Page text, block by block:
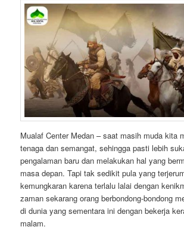
Mualaf Center Medan – saat masih muda kita
tenaga dan semangat, sehingga pasti lebih
pengalaman baru dan melakukan hal yang
masa depan. Tapi tak sedikit pula yang
kemungkaran karena terlalu lalai dengan
zaman sekarang orang berbondong-bondong
di dunia yang sementara ini dengan bekerja
malam.